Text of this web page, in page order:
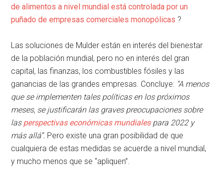
de alimentos a nivel mundial está controlada por un
puñado de empresas comerciales monopólicas ?
Las soluciones de Mulder están en interés del bienestar
de la población mundial, pero no en interés del gran
capital, las finanzas, los combustibles fósiles y las
ganancias de las grandes empresas. Concluye: “A menos
que se implementen tales políticas en los próximos
meses, se justificarán las graves preocupaciones sobre
las perspectivas económicas mundialespara 2022 y
más allá”. Pero existe una gran posibilidad de que
cualquiera de estas medidas se acuerde a nivel mundial,
y mucho menos que se “apliquen”.